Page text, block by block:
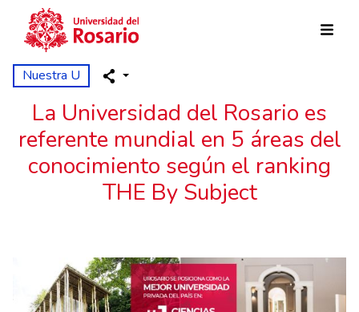
Pasar al contenido principal
Nuestra U
La Universidad del Rosario es
referente mundial en 5 áreas del
conocimiento según el ranking
THE By Subject